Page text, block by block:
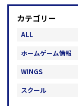
カテゴリー
ALL
ホームゲーム情報
WINGS
スクール